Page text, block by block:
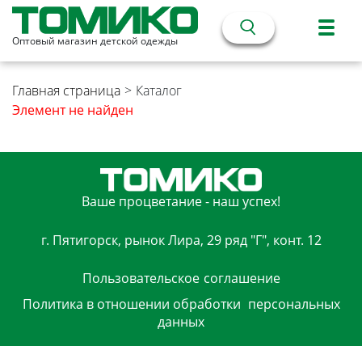
Оптовый магазин детской одежды
Главная страница > Каталог
Элемент не найден
Ваше процветание - наш успех!
г. Пятигорск, рынок Лира, 29 ряд "Г", конт. 12
Пользовательское соглашение
Политика в отношении обработки персональных
данных